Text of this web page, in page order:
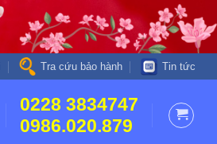
Tra cứu bảo hành Tin tức
0228 3834747
0986.020.879